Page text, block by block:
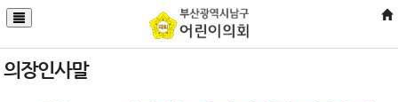
의장인사말